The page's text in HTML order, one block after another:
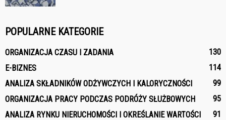
POPULARNE KATEGORIE
ORGANIZACJA CZASU I ZADANIA
130
E-BIZNES
114
ANALIZA SKŁADNIKÓW ODŻYWCZYCH I KALORYCZNOŚCI
99
ORGANIZACJA PRACY PODCZAS PODRÓŻY SŁUŻBOWYCH
95
ANALIZA RYNKU NIERUCHOMOŚCI I OKREŚLANIE WARTOŚCI
91